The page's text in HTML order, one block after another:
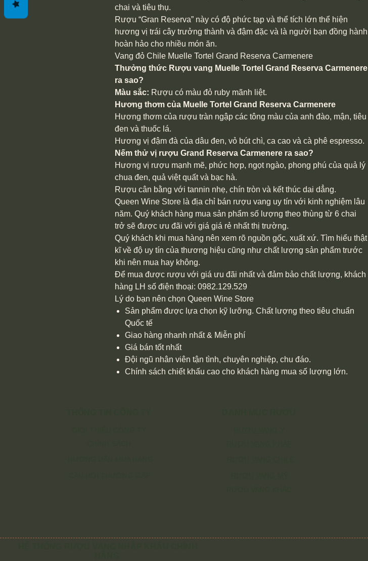
chai và tiêu thụ.
Rượu “Gran Reserva” này có độ phức tạp và thể tích lớn thể hiện
hương vị trái cây trưởng thành và đậm đặc và là người bạn đồng hành
hoàn hảo cho nhiều món ăn.
Vang đỏ Chile Muelle Tortel Grand Reserva Carmenere
Thưởng thức Rượu vang Muelle Tortel Grand Reserva Carmenere
ra sao?
Màu sắc: Rượu có màu đỏ ruby ​​mãnh liệt.
Hương thơm của Muelle Tortel Grand Reserva Carmenere
Hương thơm của rượu tràn ngập các tông màu của anh đào, mận, tiêu
đen và thuốc lá.
Hương vị đậm đà của dâu đen, vỏ bút chì, ca cao và cà phê espresso.
Nếm thử vị rượu Grand Reserva Carmenere ra sao?
Hương vị rượu mạnh mẽ, phức hợp, ngọt ngào, phong phú của quả lý
chua đen, quả việt quất và bạc hà.
Rượu cân bằng với tannin nhẹ, chín tròn và kết thúc dai dẳng.
Queen Wine Store là địa chỉ bán rượu vang uy tín với kinh nghiệm lâu
năm. Quý khách hàng mua sản phẩm số lượng theo thùng từ 6 chai
trở sẽ được ưu đãi với giá giá rẻ nhất thị trường.
Quý khách khi mua hàng nên xem rõ nguồn gốc, xuất xứ. Tìm hiểu thật
kĩ về độ uy tín của thương hiệu cũng như chất lượng sản phẩm trước
khi nên mua hay không.
Để mua được rượu với giá ưu đãi nhất và đảm bảo chất lượng, khách
hàng LH số điện thoại: 0982.129.529
Lý do bạn nên chọn Queen Wine Store
Sản phẩm được lựa chọn kỹ lưỡng. Chất lượng theo tiêu chuẩn
Quốc tế
Giao hàng nhanh nhất & Miễn phí
Giá bán tốt nhất
Đội ngũ nhân viên tận tình, chuyên nghiệp, chu đáo.
Chính sách chiết khấu cao cho khách hàng mua số lượng lớn.